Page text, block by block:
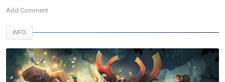
Add Comment
INFO